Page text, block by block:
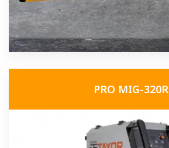
PRO MIG-320R